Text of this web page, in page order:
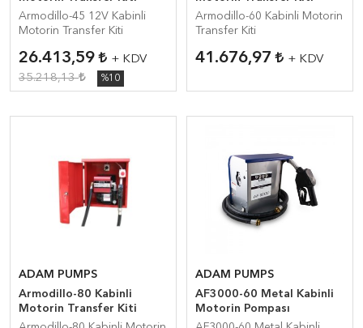
Armodillo-45 12V Kabinli
Motorin Transfer Kiti
26.413,59
+ KDV
35.218,13
%10
Armodillo-60 Kabinli Motorin
Transfer Kiti
41.676,97 + KDV
ADAM PUMPS
Armodillo-80 Kabinli
Motorin Transfer Kiti
ADAM PUMPS
AF3000-60 Metal Kabinli
Motorin Pompası